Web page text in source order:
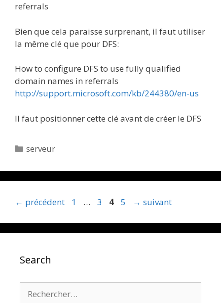
referrals
Bien que cela paraisse surprenant, il faut utiliser
la même clé que pour DFS:
How to configure DFS to use fully qualified
domain names in referrals
http://support.microsoft.com/kb/244380/en-us
Il faut positionner cette clé avant de créer le DFS
Catégories
serveur
← précédent Page
1 … Page
3 Page
4 Page
5 → suivant
Search